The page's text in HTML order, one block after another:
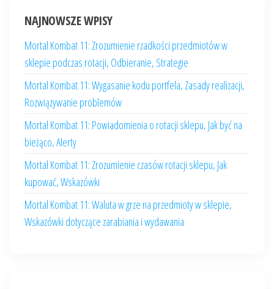
NAJNOWSZE WPISY
Mortal Kombat 11: Zrozumienie rzadkości przedmiotów w
sklepie podczas rotacji, Odbieranie, Strategie
Mortal Kombat 11: Wygasanie kodu portfela, Zasady realizacji,
Rozwiązywanie problemów
Mortal Kombat 11: Powiadomienia o rotacji sklepu, Jak być na
bieżąco, Alerty
Mortal Kombat 11: Zrozumienie czasów rotacji sklepu, Jak
kupować, Wskazówki
Mortal Kombat 11: Waluta w grze na przedmioty w sklepie,
Wskazówki dotyczące zarabiania i wydawania